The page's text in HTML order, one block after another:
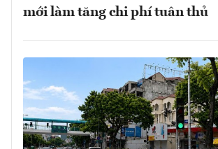
mới làm tăng chi phí tuân thủ